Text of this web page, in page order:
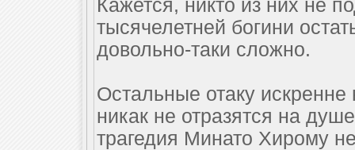
Кажется, никто из них не
тысячелетней богини
довольно-таки сложно.
Остальные отаку
никак не отразятся на
трагедия Минато Хирому